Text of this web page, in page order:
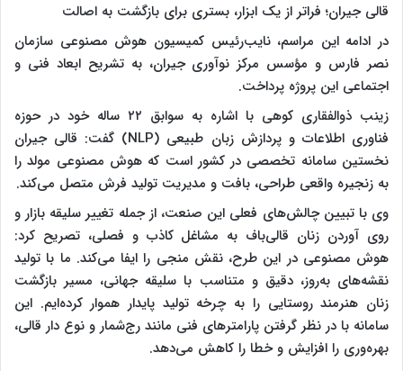
قالی جیران؛ فراتر از یک ابزار، بستری برای بازگشت به اصالت
در ادامه این مراسم، نایب‌رئیس کمیسیون هوش مصنوعی سازمان
نصر فارس و مؤسس مرکز نوآوری جیران، به تشریح ابعاد فنی و
اجتماعی این پروژه پرداخت.
زینب ذوالفقاری کوهی با اشاره به سوابق ۲۲ ساله خود در حوزه
فناوری اطلاعات و پردازش زبان طبیعی (NLP) گفت: قالی جیران
نخستین سامانه تخصصی در کشور است که هوش مصنوعی مولد را
به زنجیره واقعی طراحی، بافت و مدیریت تولید فرش متصل می‌کند.
وی با تبیین چالش‌های فعلی این صنعت، از جمله تغییر سلیقه بازار و
روی آوردن زنان قالی‌باف به مشاغل کاذب و فصلی، تصریح کرد:
هوش مصنوعی در این طرح، نقش منجی را ایفا می‌کند. ما با تولید
نقشه‌های به‌روز، دقیق و متناسب با سلیقه جهانی، مسیر بازگشت
زنان هنرمند روستایی را به چرخه تولید پایدار هموار کرده‌ایم. این
سامانه با در نظر گرفتن پارامترهای فنی مانند رج‌شمار و نوع دار قالی،
بهره‌وری را افزایش و خطا را کاهش می‌دهد.